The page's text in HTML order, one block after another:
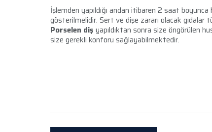
İşlemden yapıldığı andan itibaren 2 saat
gösterilmelidir. Sert ve dişe zararı olacak
Porselen diş yapıldıktan sonra size öngörülen
size gerekli konforu sağlayabilmektedir.